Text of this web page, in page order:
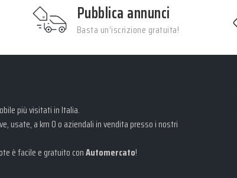
Pubblica annunci
Basta un’iscrizione gratuita!
più visitati in Italia.
usate, a km 0 o aziendali in vendita presso i nostri
è facile e gratuito conAutomercato!